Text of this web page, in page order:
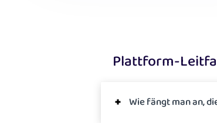
Plattform-
Wie fängt man an,